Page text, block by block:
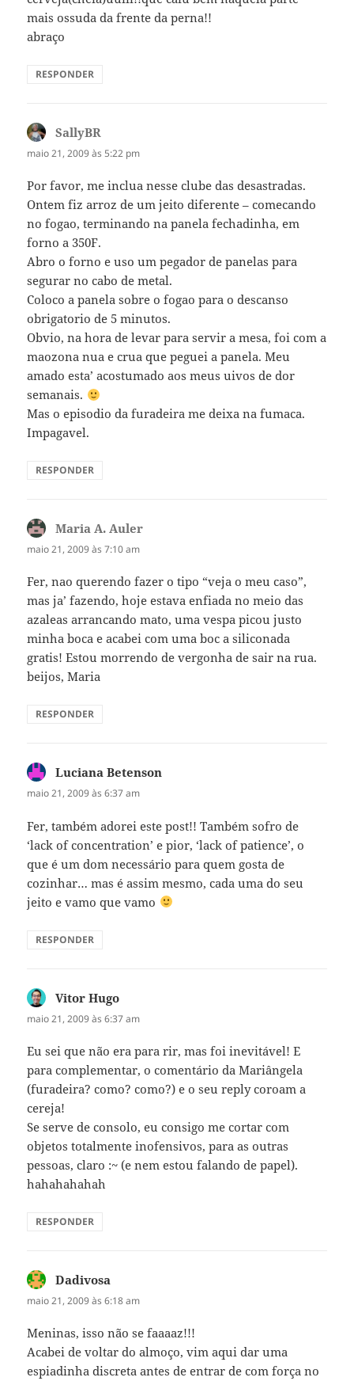
mais ossuda da frente da perna!!
abraço
RESPONDER
SallyBR
maio 21, 2009 às 5:22 pm
Por favor, me inclua nesse clube das desastradas.
Ontem fiz arroz de um jeito diferente – comecando
no fogao, terminando na panela fechadinha, em
forno a 350F.
Abro o forno e uso um pegador de panelas para
segurar no cabo de metal.
Coloco a panela sobre o fogao para o descanso
obrigatorio de 5 minutos.
Obvio, na hora de levar para servir a mesa, foi com a
maozona nua e crua que peguei a panela. Meu
amado esta’ acostumado aos meus uivos de dor
semanais.
Mas o episodio da furadeira me deixa na fumaca.
Impagavel.
RESPONDER
Maria A. Auler
maio 21, 2009 às 7:10 am
Fer, nao querendo fazer o tipo “veja o meu caso”,
mas ja’ fazendo, hoje estava enfiada no meio das
azaleas arrancando mato, uma vespa picou justo
minha boca e acabei com uma boc a siliconada
gratis! Estou morrendo de vergonha de sair na rua.
beijos, Maria
RESPONDER
Luciana Betenson
maio 21, 2009 às 6:37 am
Fer, também adorei este post!! Também sofro de
‘lack of concentration’ e pior, ‘lack of patience’, o
que é um dom necessário para quem gosta de
cozinhar… mas é assim mesmo, cada uma do seu
jeito e vamo que vamo
RESPONDER
Vitor Hugo
maio 21, 2009 às 6:37 am
Eu sei que não era para rir, mas foi inevitável! E
para complementar, o comentário da Mariângela
(furadeira? como? como?) e o seu reply coroam a
cereja!
Se serve de consolo, eu consigo me cortar com
objetos totalmente inofensivos, para as outras
pessoas, claro :~ (e nem estou falando de papel).
hahahahahah
RESPONDER
Dadivosa
maio 21, 2009 às 6:18 am
Meninas, isso não se faaaaz!!!
Acabei de voltar do almoço, vim aqui dar uma
espiadinha discreta antes de entrar de com força no